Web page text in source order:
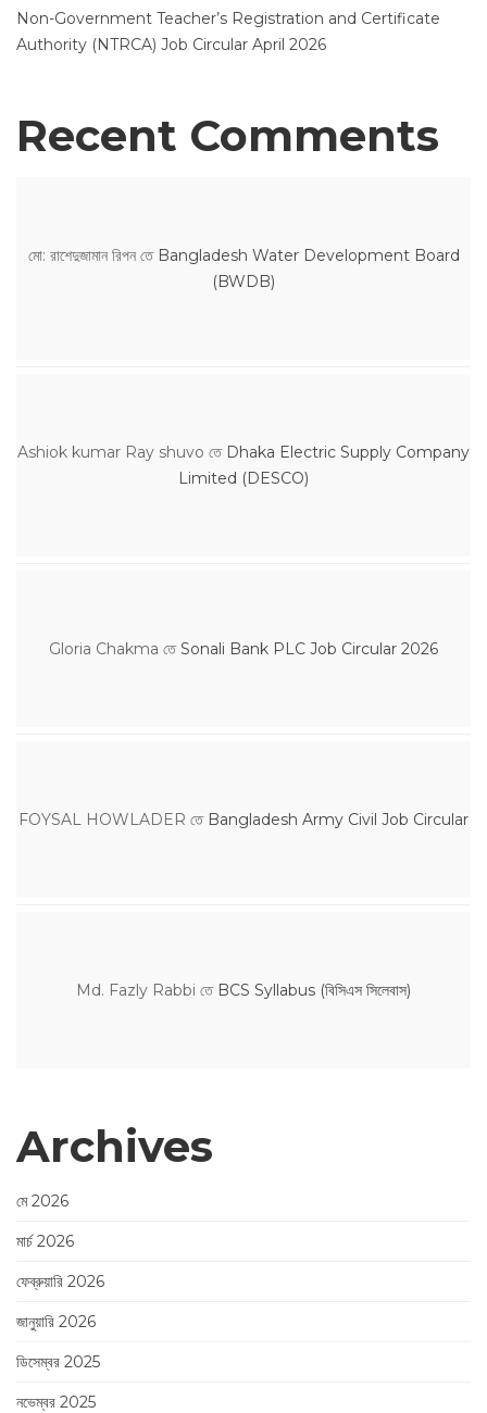
Non-Government Teacher’s Registration and Certificate
Authority (NTRCA) Job Circular April 2026
Recent Comments
মো: রাশেদুজামান রিপনতে Bangladesh Water Development Board
(BWDB)
Ashiok kumar Ray shuvo তে Dhaka Electric Supply Company
Limited (DESCO)
Gloria Chakma তেSonali Bank PLC Job Circular 2026
FOYSAL HOWLADER তে Bangladesh Army Civil Job Circular
Md. Fazly Rabbi তে BCS Syllabus (বিসিএস সিলেবাস)
Archives
মে 2026
মার্চ 2026
ফেব্রুয়ারি 2026
জানুয়ারি 2026
ডিসেম্বর 2025
নভেম্বর 2025